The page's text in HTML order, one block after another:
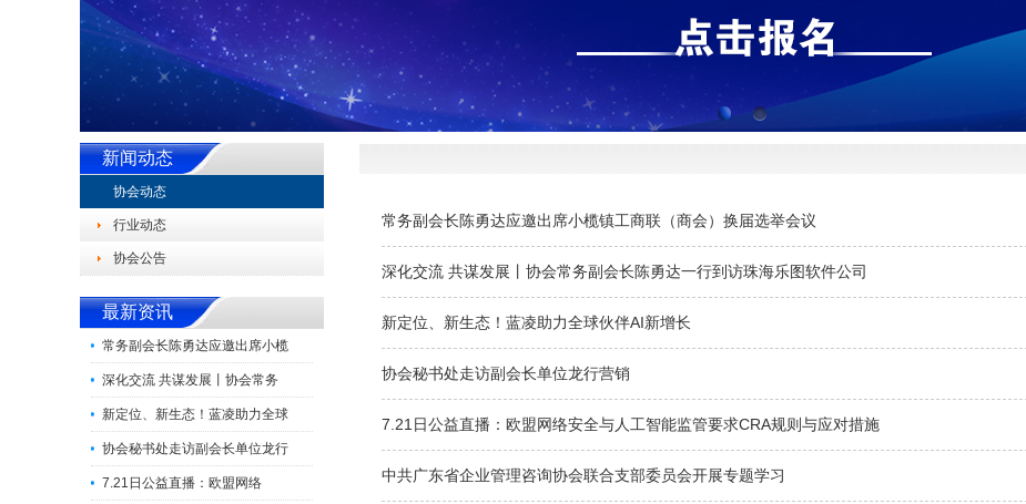
新闻动态
协会动态
行业动态
协会公告
最新资讯
常务副会长陈勇达应邀出席小榄
深化交流 共谋发展丨协会常务
新定位、新生态！蓝凌助力全球
协会秘书处走访副会长单位龙行
7.21日公益直播：欧盟网络
常务副会长陈勇达应邀出席小榄镇工商联（商会）换届选举会议
深化交流 共谋发展丨协会常务副会长陈勇达一行到访珠海乐图软件公司
新定位、新生态！蓝凌助力全球伙伴AI新增长
协会秘书处走访副会长单位龙行营销
7.21日公益直播：欧盟网络安全与人工智能监管要求CRA规则与应对措施
中共广东省企业管理咨询协会联合支部委员会开展专题学习